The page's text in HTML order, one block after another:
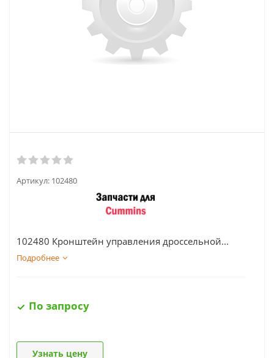
Артикул: 102480
102480 Кронштейн управления дроссельной...
Подробнее
По запросу
Узнать цену